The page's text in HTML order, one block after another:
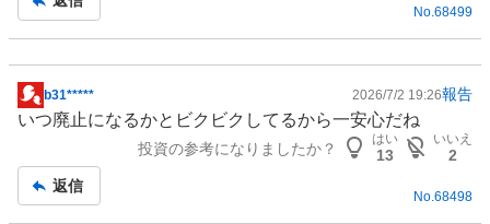
No. 68499
掲
示
事
b31***** 2026/7/2 19:26報告
いつ廃止になるかとビクビクしてるから一安心だね
投資の参考になりましたか？
はい
13
いいえ
2
返信
No.68498